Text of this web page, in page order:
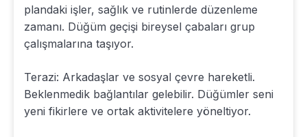
plandaki işler, sağlık ve rutinlerde düzenleme
zamanı. Düğüm geçişi bireysel çabaları grup
çalışmalarına taşıyor.
Terazi: Arkadaşlar ve sosyal çevre hareketli.
Beklenmedik bağlantılar gelebilir. Düğümler seni
yeni fikirlere ve ortak aktivitelere yöneltiyor.